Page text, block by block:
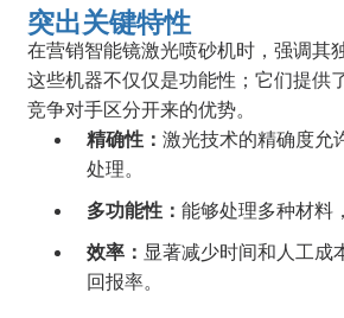
突出关键特性
在营销智能镜激光喷砂机时，强调其
这些机器不仅仅是功能性；它们提供
竞争对手区分开来的优势。
精确性：激光技术的精确度允
处理。
多功能性：能够处理多种材料
效率： 显著减少时间和人工成
回报率。